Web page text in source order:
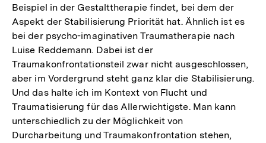
Beispiel in der Gestalttherapie findet, bei dem der
Aspekt der Stabilisierung Priorität hat. Ähnlich ist es
bei der psycho-imaginativen Traumatherapie nach
Luise Reddemann. Dabei ist der
Traumakonfrontationsteil zwar nicht ausgeschlossen,
aber im Vordergrund steht ganz klar die Stabilisierung.
Und das halte ich im Kontext von Flucht und
Traumatisierung für das Allerwichtigste. Man kann
unterschiedlich zu der Möglichkeit von
Durcharbeitung und Traumakonfrontation stehen,